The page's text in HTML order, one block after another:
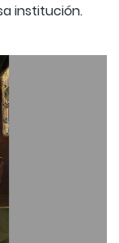
institución.